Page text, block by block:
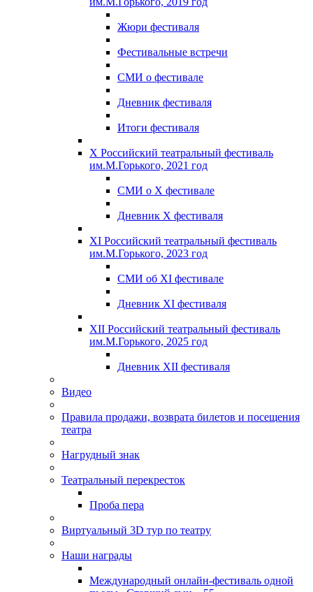
Жюри фестиваля
Фестивальные встречи
СМИ о фестивале
Дневник фестиваля
Итоги фестиваля
X Российский театральный фестиваль
им.М.Горького, 2021 год
СМИ о X фестивале
Дневник X фестиваля
XI Российский театральный фестиваль
им.М.Горького, 2023 год
СМИ об XI фестивале
Дневник XI фестиваля
XII Российский театральный фестиваль
им.М.Горького, 2025 год
Дневник XII фестиваля
Видео
Правила продажи, возврата билетов и посещения
театра
Нагрудный знак
Театральный перекресток
Проба пера
Виртуальный 3D тур по театру
Наши награды
Международный онлайн-фестиваль одной